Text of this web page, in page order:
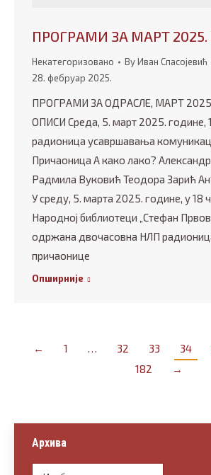
ПРОГРАМИ ЗА МАРТ
Некатегоризовано ByИван Спасојевић
28. фебруар 2025.
ПРОГРАМИ ЗА ОДРАСЛЕ, МАРТ
ОПИСИ Среда, 5. март 2025. године,
радионица усавршавања
Причаоница А како лако?
Радмила Вуковић Теодора Зарић
У среду, 5. марта 2025. године, у 18
Народној библиотеци „Стефан
одржана двочасовна НЛП
причаонице
Опширније
← 1 … 32 33 34
182
→
Архива
Архива